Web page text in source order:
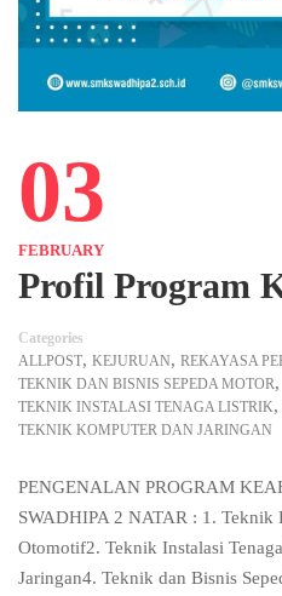
03
FEBRUARY
Profil Program
Categories
ALLPOST, KEJURUAN, REKAYASA
TEKNIK DAN BISNIS SEPEDA MOTOR,
TEKNIK INSTALASI TENAGA LISTRIK,
TEKNIK KOMPUTER DAN JARINGAN
PENGENALAN PROGRAM
SWADHIPA 2 NATAR : 1. Teknik
Otomotif2. Teknik Instalasi
Jaringan4. Teknik dan Bisnis